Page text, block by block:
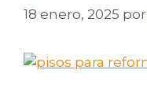
18 enero, 2025 por